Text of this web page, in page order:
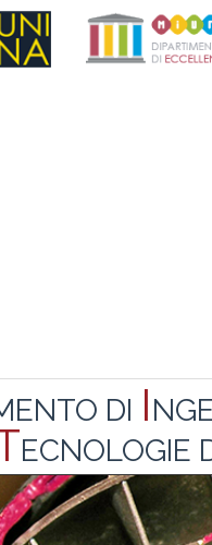
DI I
ECNOLOGIE